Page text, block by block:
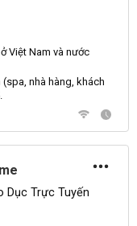
Việt Nam và nước
nhà hàng, khách
.
Dục Trực Tuyến